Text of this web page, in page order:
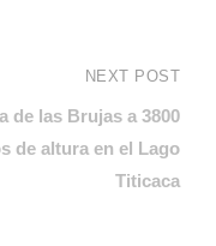
NEXT POST
de las Brujas a 3800
de altura en el Lago
Titicaca